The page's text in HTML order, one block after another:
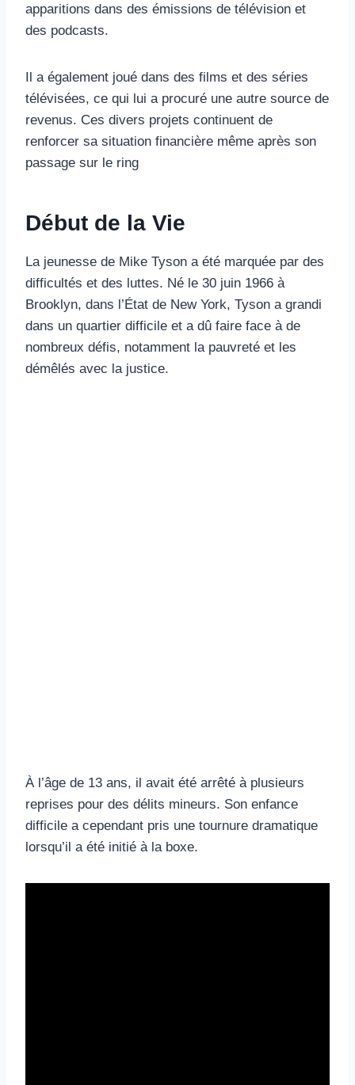
apparitions dans des émissions de télévision et
des podcasts.
Il a également joué dans des films et des séries
télévisées, ce qui lui a procuré une autre source de
revenus. Ces divers projets continuent de
renforcer sa situation financière même après son
passage sur le ring
Début de la Vie
La jeunesse de Mike Tyson a été marquée par des
difficultés et des luttes. Né le 30 juin 1966 à
Brooklyn, dans l’État de New York, Tyson a grandi
dans un quartier difficile et a dû faire face à de
nombreux défis, notamment la pauvreté et les
démêlés avec la justice.
À l’âge de 13 ans, il avait été arrêté à plusieurs
reprises pour des délits mineurs. Son enfance
difficile a cependant pris une tournure dramatique
lorsqu’il a été initié à la boxe.